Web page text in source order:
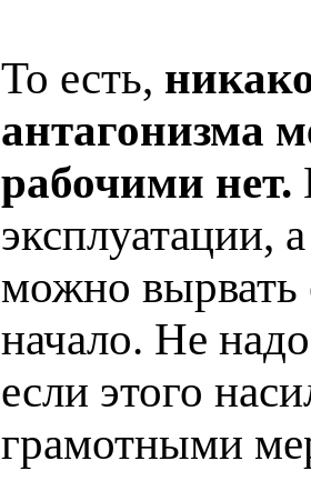
То есть,
антагонизма
рабочими нет.
эксплуатации,
можно вырвать
начало. Не
если этого
грамотными